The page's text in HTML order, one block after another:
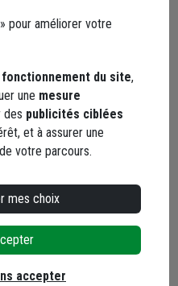
SUR LEZ
pour améliorer votre
du site,
une mesure
des publicités ciblées
et à assurer une
de votre parcours.
mes choix
accepter